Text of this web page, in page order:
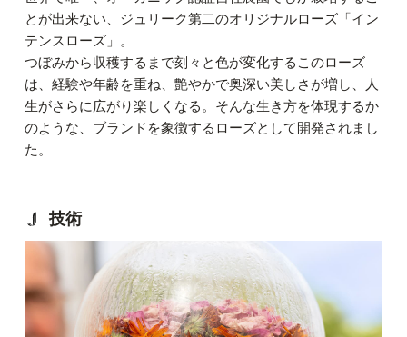
とが出来ない、ジュリーク第二のオリジナルローズ「イン
テンスローズ」。
つぼみから収穫するまで刻々と色が変化するこのローズ
は、経験や年齢を重ね、艶やかで奥深い美しさが増し、人
生がさらに広がり楽しくなる。そんな生き方を体現するか
のような、ブランドを象徴するローズとして開発されまし
た。
技術